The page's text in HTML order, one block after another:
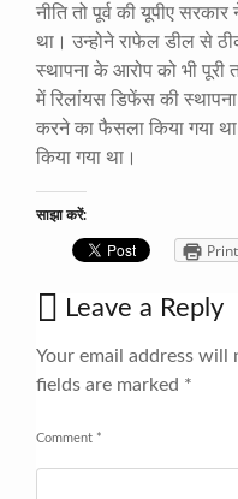
नीति तो पूर्व की यूपीए
था। उन्होने राफेल डील से
स्थापना के आरोप को भी पूरी
में रिलांयस डिफेंस की
करने का फैसला किया गया
किया गया था।
साझा करें:
Print
Leave a Reply
Your email address will
fields are marked *
Comment *